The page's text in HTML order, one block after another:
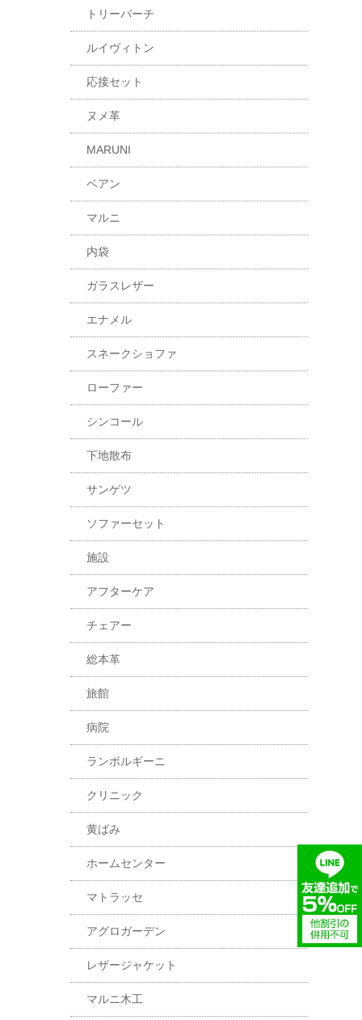
トリーバーチ
ルイヴィトン
応接セット
ヌメ革
MARUNI
ベアン
マルニ
内袋
ガラスレザー
エナメル
スネークショファ
ローファー
シンコール
下地散布
サンゲツ
ソファーセット
施設
アフターケア
チェアー
総本革
旅館
病院
ランボルギーニ
クリニック
黄ばみ
ホームセンター
マトラッセ
アグロガーデン
レザージャケット
マルニ木工